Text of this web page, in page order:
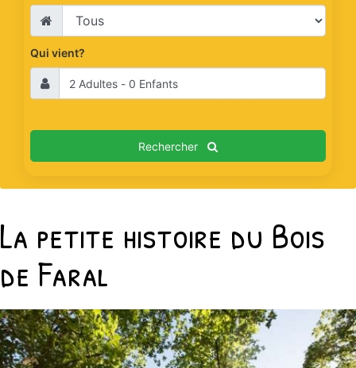
Qui vient?
Rechercher
La petite histoire du Bois
de Faral